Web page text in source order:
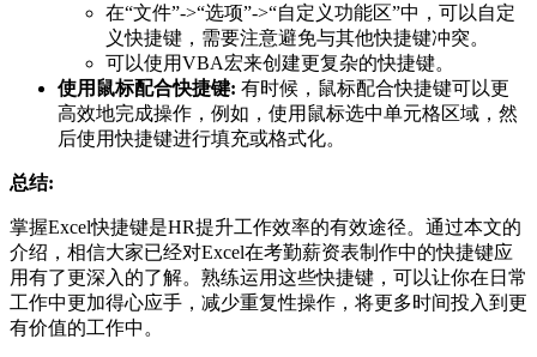
在“文件”->“选项”->“自定义功能区”中，可以自定
义快捷键，需要注意避免与其他快捷键冲突。
可以使用VBA宏来创建更复杂的快捷键。
使用鼠标配合快捷键: 有时候，鼠标配合快捷键可以更
高效地完成操作，例如，使用鼠标选中单元格区域，然
后使用快捷键进行填充或格式化。
总结:
掌握Excel快捷键是HR提升工作效率的有效途径。通过本文的
介绍，相信大家已经对Excel在考勤薪资表制作中的快捷键应
用有了更深入的了解。熟练运用这些快捷键，可以让你在日常
工作中更加得心应手，减少重复性操作，将更多时间投入到更
有价值的工作中。